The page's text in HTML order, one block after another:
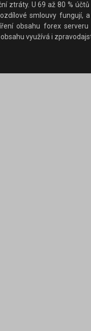
ztráty. U 69 až 80 %
smlouvy fungují,
obsahu forex
využívá i